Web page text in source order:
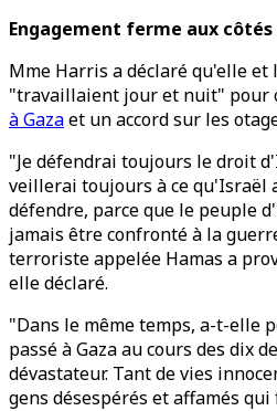
Engagement ferme aux
Mme Harris a déclaré qu'elle et
"travaillaient jour et nuit" pour
à Gazaet un accord sur les
"Je défendrai toujours le droit
veillerai toujours à ce qu'Israël
défendre, parce que le peuple
jamais être confronté à la
terroriste appelée Hamas a
elle déclaré.
"Dans le même temps, a-t-elle
passé à Gaza au cours des dix
dévastateur. Tant de vies
gens désespérés et affamés